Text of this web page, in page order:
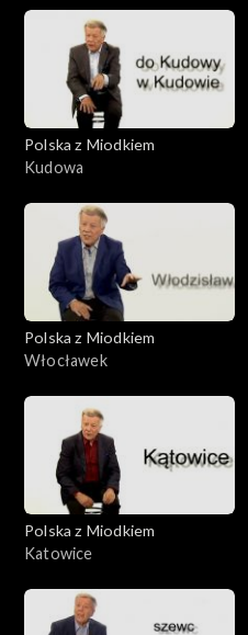
Polska z Miodkiem
Kudowa
Polska z Miodkiem
Włocławek
Polska z Miodkiem
Katowice